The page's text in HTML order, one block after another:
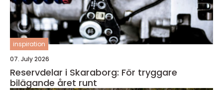
inspiration
07. July 2026
Reservdelar i Skaraborg: För tryggare
bilägande året runt